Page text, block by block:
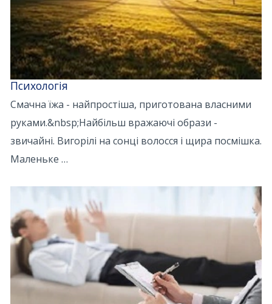
Психологія
Смачна їжа - найпростіша, приготована власними
руками.&nbsp;Найбільш вражаючі образи -
звичайні. Вигорілі на сонці волосся і щира посмішка.
Маленьке …